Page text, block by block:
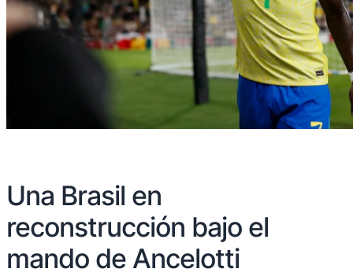
Una Brasil en
reconstrucción bajo el
mando de Ancelotti